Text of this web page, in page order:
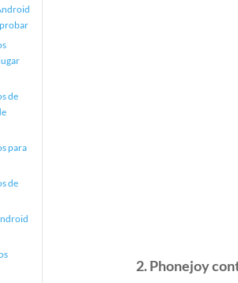
de
para
de
2. Phonejoy